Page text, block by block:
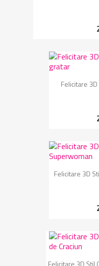
Felicitare
Felicitare 3D
Felicitare 3D Stil